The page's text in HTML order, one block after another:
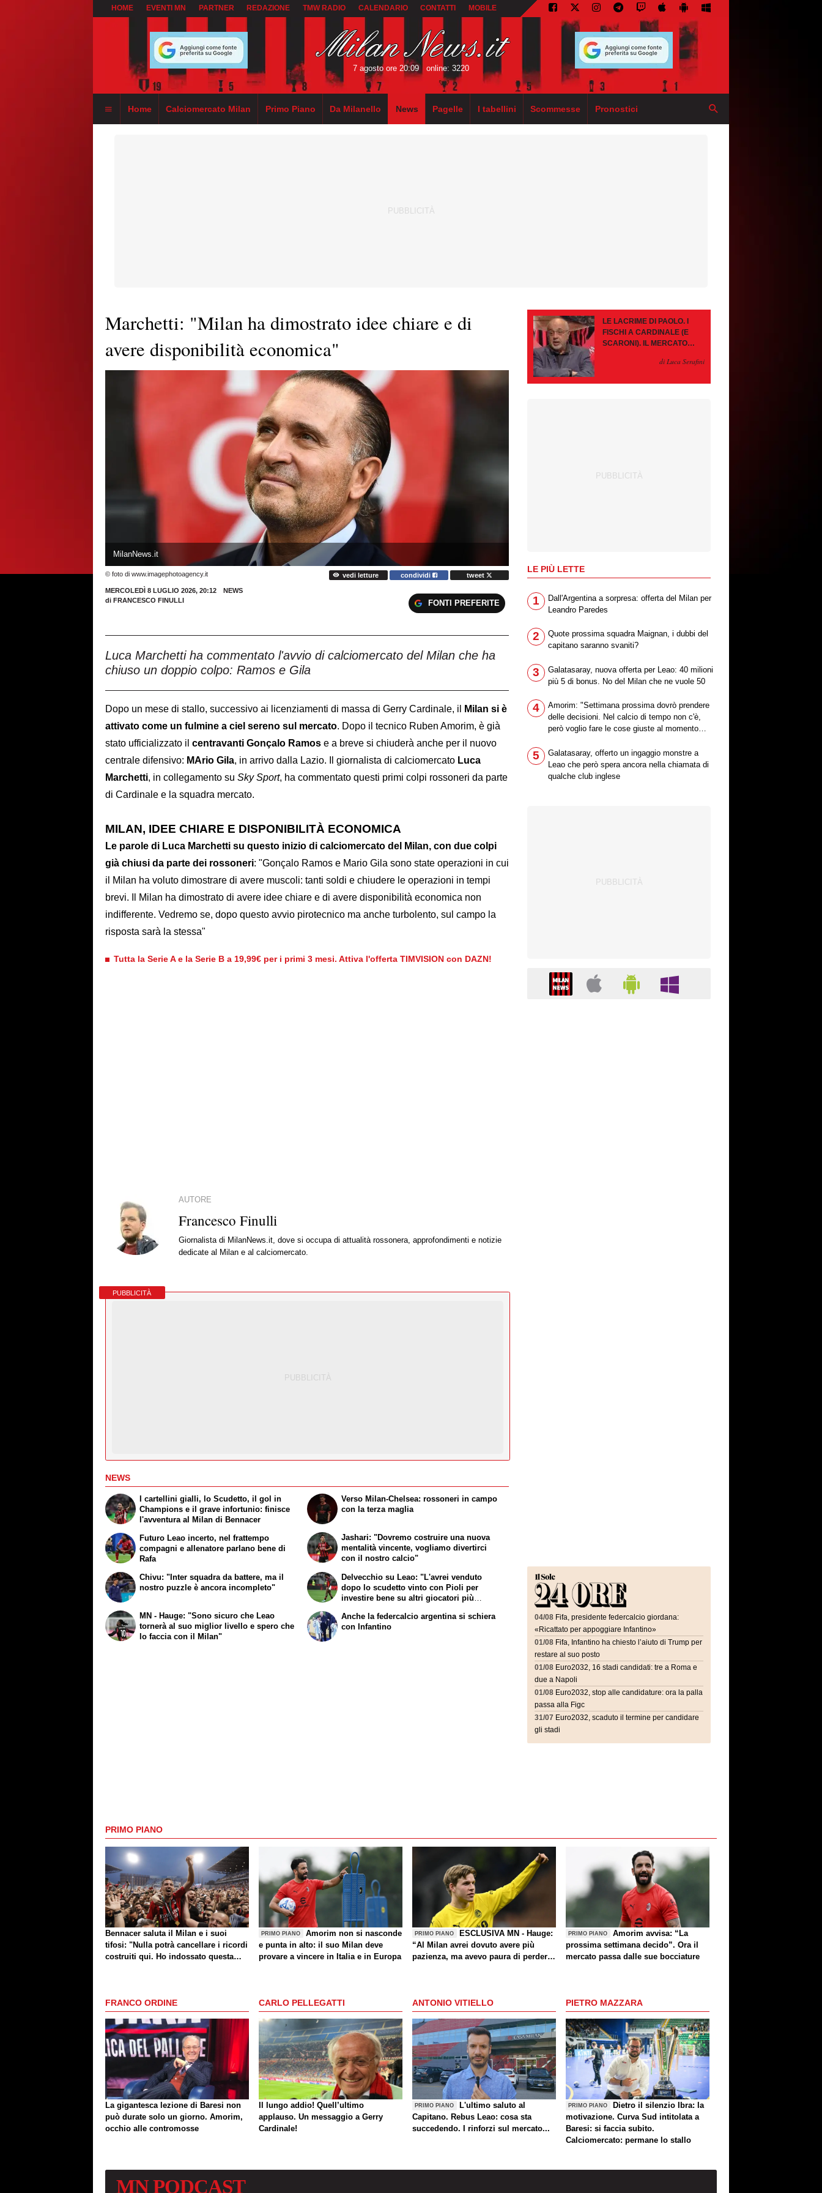
HOME EVENTI MN PARTNER REDAZIONE TMW RADIO CALENDARIO CONTATTI MOBILE
7 agosto ore 20:09 online: 3220
Home Calciomercato Milan Primo Piano Da Milanello News Pagelle I tabellini Scommesse Pronostici
Marchetti: "Milan ha dimostrato idee chiare e di
avere disponibilità economica"
MilanNews.it
© foto di www.imagephotoagency.it vedi letture condividi tweet
MERCOLEDÌ 8 LUGLIO 2026, 20:12
NEWS
di FRANCESCO FINULLI FONTI PREFERITE
Luca Marchetti ha commentato l'avvio di calciomercato del Milan che ha
chiuso un doppio colpo: Ramos e Gila
Dopo un mese di stallo, successivo ai licenziamenti di massa di Gerry Cardinale, il
Milan si è
attivato come un fulmine a ciel sereno sul mercato. Dopo il tecnico Ruben Amorim, è già
stato ufficializzato il centravanti Gonçalo Ramos e a breve si chiuderà anche per il nuovo
centrale difensivo: MArio Gila, in arrivo dalla Lazio. Il giornalista di calciomercato Luca
Marchetti, in collegamento su Sky Sport, ha commentato questi primi colpi rossoneri da parte
di Cardinale e la squadra mercato.
MILAN, IDEE CHIARE E DISPONIBILITÀ ECONOMICA
Le parole di Luca Marchetti su questo inizio di calciomercato del Milan, con due colpi
già chiusi da parte dei rossoneri: "Gonçalo Ramos e Mario Gila sono state operazioni in cui
il Milan ha voluto dimostrare di avere muscoli: tanti soldi e chiudere le operazioni in tempi
brevi. Il Milan ha dimostrato di avere idee chiare e di avere disponibilità economica non
indifferente. Vedremo se, dopo questo avvio pirotecnico ma anche turbolento, sul campo la
risposta sarà la stessa"
Tutta la Serie A e la Serie B a 19,99€ per i primi 3 mesi. Attiva l'offerta TIMVISION con DAZN!
AUTORE
Francesco Finulli
Giornalista di MilanNews.it, dove si occupa di attualità rossonera, approfondimenti e notizie
dedicate al Milan e al calciomercato.
PUBBLICITÀ
NEWS
I cartellini gialli, lo Scudetto, il gol in
Champions e il grave infortunio: finisce
l'avventura al Milan di Bennacer
Futuro Leao incerto, nel frattempo
compagni e allenatore parlano bene di
Rafa
Verso Milan-Chelsea: rossoneri in campo
con la terza maglia
Jashari: "Dovremo costruire una nuova
mentalità vincente, vogliamo divertirci
con il nostro calcio"
Chivu: "Inter squadra da battere, ma il
nostro puzzle è ancora incompleto"
MN - Hauge: "Sono sicuro che Leao
tornerà al suo miglior livello e spero che
lo faccia con il Milan"
Delvecchio su Leao: "L'avrei venduto
dopo lo scudetto vinto con Pioli per
investire bene su altri giocatori più
Anche la federcalcio argentina si schiera
con Infantino
LE LACRIME DI PAOLO. I
FISCHI A CARDINALE (E
SCARONI). IL MERCATO
PAZIENZA, SE RESTA È
di Luca Serafini
LE PIÙ LETTE
1
Dall'Argentina a sorpresa: offerta del Milan per
Leandro Paredes
2
Quote prossima squadra Maignan, i dubbi del
capitano saranno svaniti?
3
Galatasaray, nuova offerta per Leao: 40 milioni
più 5 di bonus. No del Milan che ne vuole 50
4
Amorim: "Settimana prossima dovrò prendere
delle decisioni. Nel calcio di tempo non c'è,
però voglio fare le cose giuste al momento
5
Galatasaray, offerto un ingaggio monstre a
Leao che però spera ancora nella chiamata di
qualche club inglese
04/08 Fifa, presidente federcalcio giordana:
«Ricattato per appoggiare Infantino»
01/08 Fifa, Infantino ha chiesto l’aiuto di Trump per
restare al suo posto
01/08 Euro2032, 16 stadi candidati: tre a Roma e
due a Napoli
01/08 Euro2032, stop alle candidature: ora la palla
passa alla Figc
31/07 Euro2032, scaduto il termine per candidare
gli stadi
PRIMO PIANO
Bennacer saluta il Milan e i suoi
tifosi: "Nulla potrà cancellare i ricordi
costruiti qui. Ho indossato questa
PRIMO PIANO
Amorim non si nasconde
e punta in alto: il suo Milan deve
provare a vincere in Italia e in Europa
PRIMO PIANO
ESCLUSIVA MN - Hauge:
“Al Milan avrei dovuto avere più
pazienza, ma avevo paura di perdere
un giorno? Magari. Forza Milan!”
PRIMO PIANO
Amorim avvisa: “La
prossima settimana decido”. Ora il
mercato passa dalle sue bocciature
FRANCO ORDINE
La gigantesca lezione di Baresi non
può durate solo un giorno. Amorim,
occhio alle contromosse
CARLO PELLEGATTI
Il lungo addio! Quell’ultimo
applauso. Un messaggio a Gerry
Cardinale!
ANTONIO VITIELLO
PRIMO PIANO
L'ultimo saluto al
Capitano. Rebus Leao: cosa sta
succedendo. I rinforzi sul mercato...
PIETRO MAZZARA
PRIMO PIANO
Dietro il silenzio Ibra: la
motivazione. Curva Sud intitolata a
Baresi: si faccia subito.
Calciomercato: permane lo stallo
MNPODCAST